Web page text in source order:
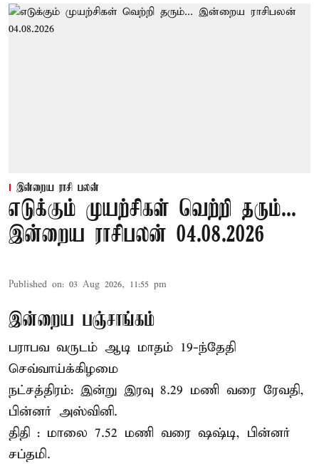
இன்றைய ராசி பலன்
எடுக்கும் முயற்சிகள் வெற்றி தரும்...
இன்றைய ராசிபலன் 04.08.2026
Published on: 03 Aug 2026, 11:55 pm
இன்றைய பஞ்சாங்கம்
பராபவ வருடம் ஆடி மாதம் 19-ந்தேதி
செவ்வாய்க்கிழமை
நட்சத்திரம்: இன்று இரவு 8.29 மணி வரை ரேவதி,
பின்னர் அஸ்வினி.
திதி : மாலை 7.52 மணி வரை ஷஷ்டி, பின்னர்
சப்தமி.